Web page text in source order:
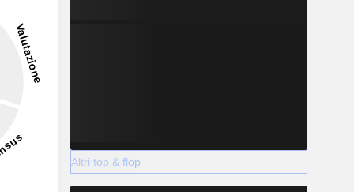
Altri top & flop